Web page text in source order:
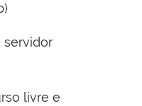
)
servidor
livre e